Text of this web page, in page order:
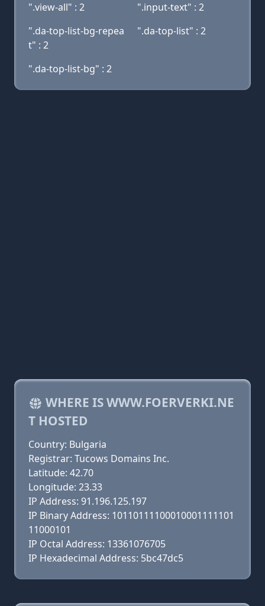
".view-all" : 2
".input-text" : 2
".da-top-list-bg-repea
t" : 2
".da-top-list" : 2
".da-top-list-bg" : 2
WHERE IS WWW.FOERVERKI.NE
T HOSTED
Country: Bulgaria
Registrar: Tucows Domains Inc.
Latitude: 42.70
Longitude: 23.33
IP Address: 91.196.125.197
IP Binary Address: 10110111100010001111101
11000101
IP Octal Address: 13361076705
IP Hexadecimal Address: 5bc47dc5